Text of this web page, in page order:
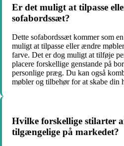
Er det muligt at tilpasse
sofabordssæt?
Dette sofabordssæt kommer som
muligt at tilpasse eller ændre
farve. Det er dog muligt at tilføje
placere forskellige genstande på
personlige præg. Du kan også
møbler og tilbehør for at skabe din
Hvilke forskellige stilarter
tilgængelige på markedet?